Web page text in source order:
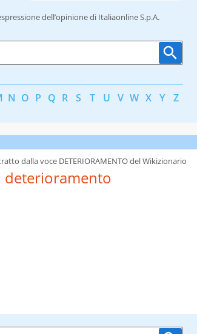
dell’opinione di Italiaonline S.p.A.
N O P Q R S T U V W X Y Z
deterioramento
dalla voce DETERIORAMENTO del Wikizionario